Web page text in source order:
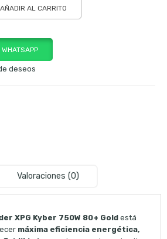
AÑADIR AL CARRITO
deseos
Valoraciones (0)
XPG Kyber 750W 80+ Gold está
máxima eficiencia energética,